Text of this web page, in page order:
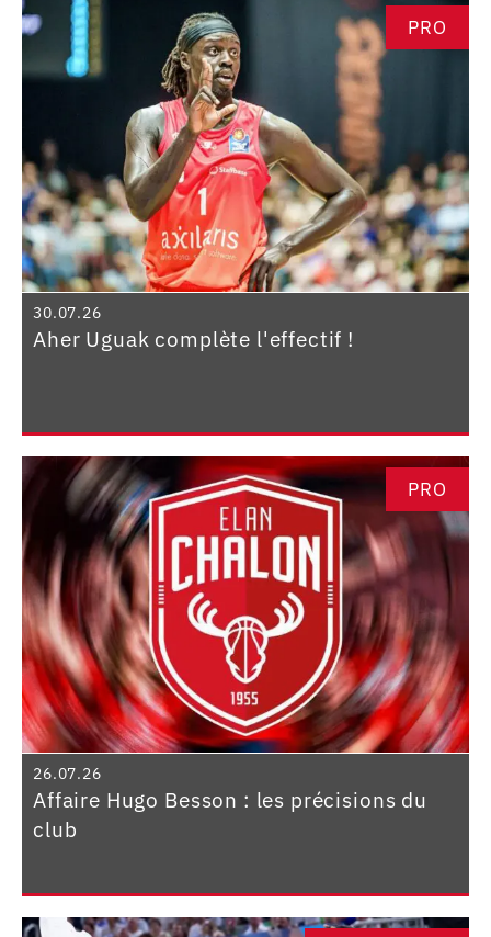
PRO
30.07.26
Aher Uguak complète l'effectif !
PRO
26.07.26
Affaire Hugo Besson : les précisions du
club